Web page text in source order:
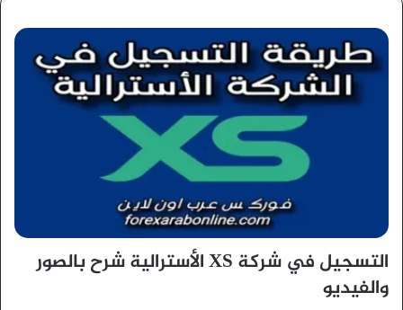
التسجيل في شركة XS الأسترالية شرح بالصور
والفيديو